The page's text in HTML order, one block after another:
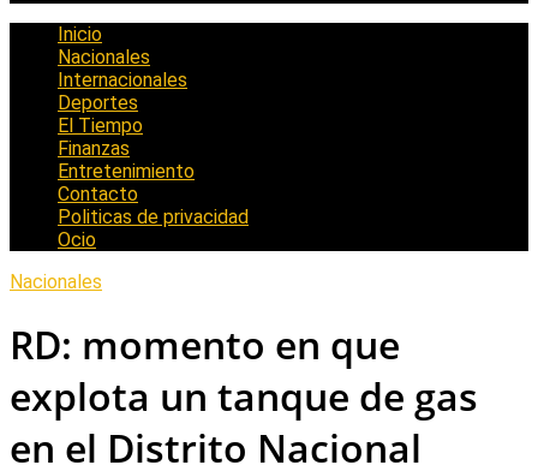
Inicio
Nacionales
Internacionales
Deportes
El Tiempo
Finanzas
Entretenimiento
Contacto
Politicas de privacidad
Ocio
Nacionales
RD: momento en que
explota un tanque de gas
en el Distrito Nacional